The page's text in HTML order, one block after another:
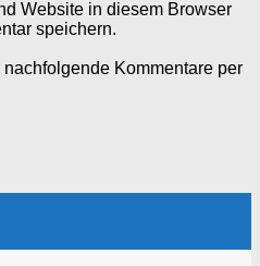
Website in diesem Browser
speichern.
Kommentare per